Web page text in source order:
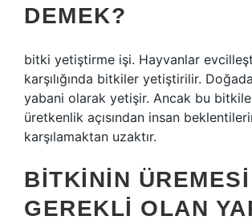
DEMEK?
bitki yetiştirme işi. Hayvanlar
karşılığında bitkiler yetiştirilir.
yabani olarak yetişir. Ancak bu
üretkenlik açısından insan
karşılamaktan uzaktır.
BITKININ
GEREKLI OLAN